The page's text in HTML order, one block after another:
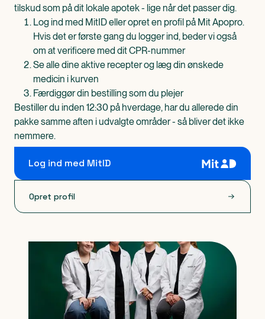
tilskud som på dit lokale apotek - lige når det passer dig.
Log ind med MitID eller opret en profil på Mit Apopro.
Hvis det er første gang du logger ind, beder vi også
om at verificere med dit CPR-nummer
Se alle dine aktive recepter og læg din ønskede
medicin i kurven
Færdiggør din bestilling som du plejer
Bestiller du inden 12:30 på hverdage, har du allerede din
pakke samme aften i udvalgte områder - så bliver det ikke
nemmere.
Log ind med MitID
Opret profil